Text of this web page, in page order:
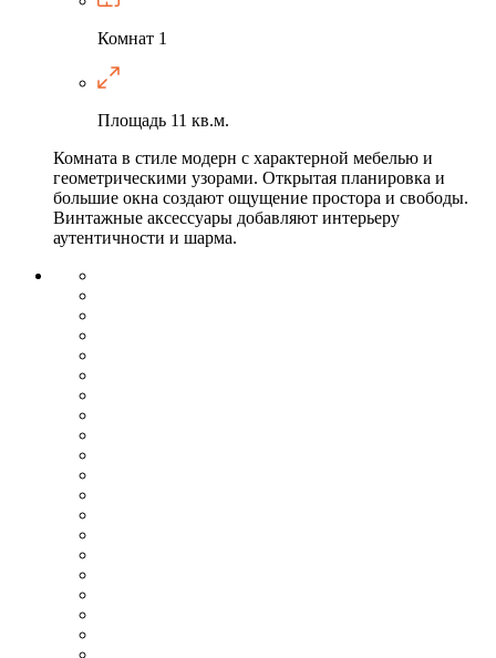
Комнат 1
Площадь 11 кв.м.
Комната в стиле модерн с характерной мебелью и
геометрическими узорами. Открытая планировка и
большие окна создают ощущение простора и свободы.
Винтажные аксессуары добавляют интерьеру
аутентичности и шарма.